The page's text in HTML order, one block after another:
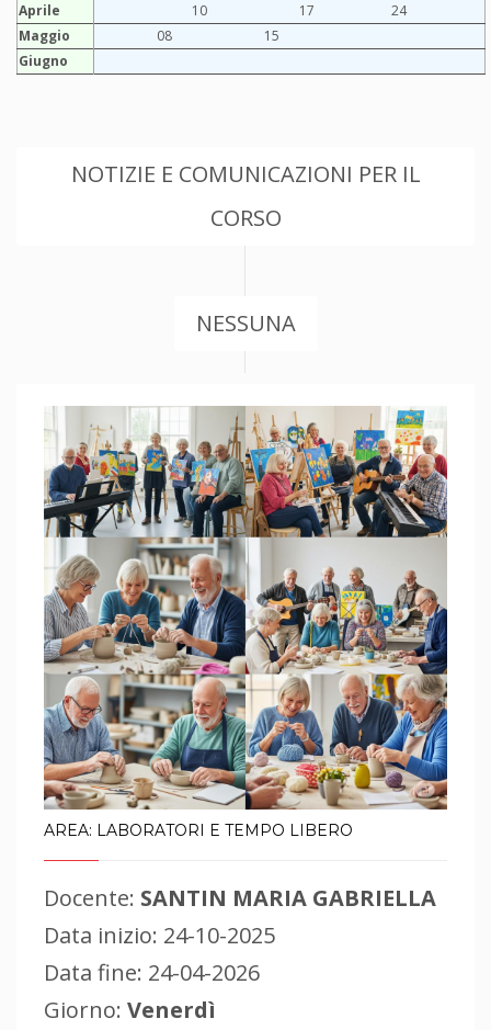
Aprile
10 17
24
Maggio
08
15
Giugno
NOTIZIE E COMUNICAZIONI PER IL
CORSO
NESSUNA
AREA: LABORATORI E TEMPO LIBERO
Docente: SANTIN MARIA GABRIELLA
Data inizio: 24-10-2025
Data fine: 24-04-2026
Giorno: Venerdì